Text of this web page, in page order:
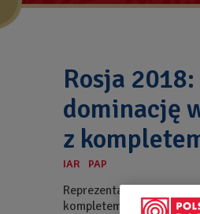
Rosja
dominację
z
Reprezentacja Chorwacji
kompletem trzech